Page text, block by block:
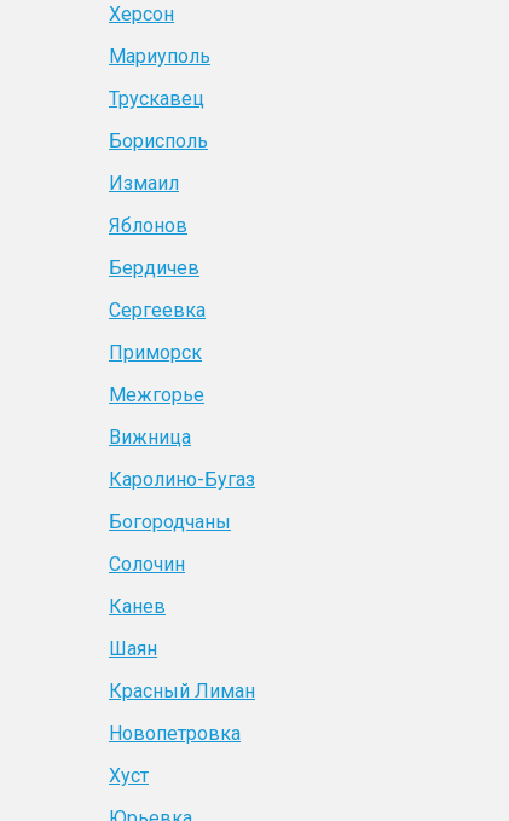
Херсон
Мариуполь
Трускавец
Борисполь
Измаил
Яблонов
Бердичев
Сергеевка
Приморск
Межгорье
Вижница
Каролино-Бугаз
Богородчаны
Солочин
Канев
Шаян
Красный Лиман
Новопетровка
Хуст